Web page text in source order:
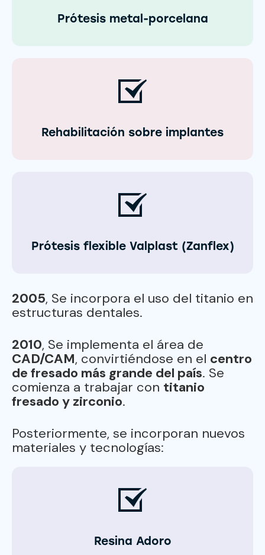
Prótesis metal-porcelana
Rehabilitación sobre implantes
Prótesis flexible Valplast (Zanflex)
2005, Se incorpora el uso del titanio en
estructuras dentales.
2010, Se implementa el área de
CAD/CAM, convirtiéndose en el centro
de fresado más grande del país. Se
comienza a trabajar con titanio
fresado y zirconio.
Posteriormente, se incorporan nuevos
materiales y tecnologías:
Resina Adoro